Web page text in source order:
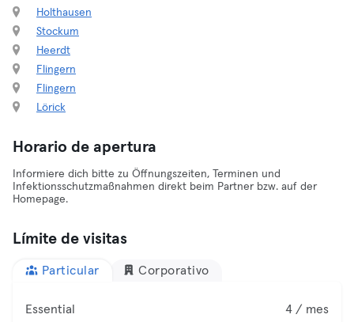
Holthausen
Stockum
Heerdt
Flingern
Flingern
Lörick
Horario de apertura
Informiere dich bitte zu Öffnungszeiten, Terminen und
Infektionsschutzmaßnahmen direkt beim Partner bzw. auf der
Homepage.
Límite de visitas
Particular Corporativo
Essential 4 / mes